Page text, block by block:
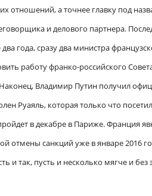
отношений, а точнее главку под
и делового партнера.
года, сразу два министра
работу франко-российского
Владимир Путин получил
Руаяль, которая только что
в декабре в Париже. Франция
отмены санкций уже в январе 2016
и так, пусть и несколько мягче и